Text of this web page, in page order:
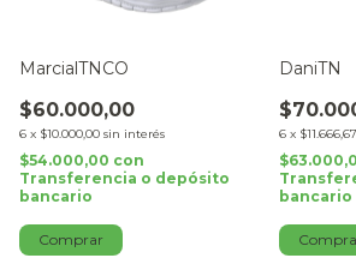
MarcialTNCO
$60.000,00
6 x $10.000,00 sin interés
$54.000,00 con
Transferencia o depósito
bancario
Comprar
DaniTN
6 x $11.666,67
bancario